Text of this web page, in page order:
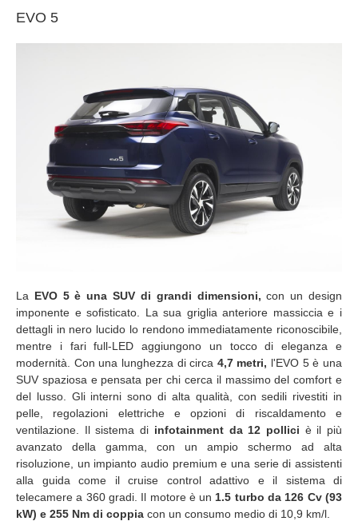
EVO 5
La EVO 5 è una SUV di grandi dimensioni, con un design
imponente e sofisticato. La sua griglia anteriore massiccia e i
dettagli in nero lucido lo rendono immediatamente riconoscibile,
mentre i fari full-LED aggiungono un tocco di eleganza e
modernità. Con una lunghezza di circa 4,7 metri, l'EVO 5 è una
SUV spaziosa e pensata per chi cerca il massimo del comfort e
del lusso. Gli interni sono di alta qualità, con sedili rivestiti in
pelle, regolazioni elettriche e opzioni di riscaldamento e
ventilazione. Il sistema di infotainment da 12 pollici è il più
avanzato della gamma, con un ampio schermo ad alta
risoluzione, un impianto audio premium e una serie di assistenti
alla guida come il cruise control adattivo e il sistema di
telecamere a 360 gradi. Il motore è un 1.5 turbo da 126 Cv (93
kW) e 255 Nm di coppia con un consumo medio di 10,9 km/l.